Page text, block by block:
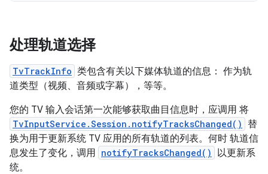
处理轨道选择
TvTrackInfo 类包含有关以下媒体轨道的信息： 作为轨
道类型（视频、音频或字幕），等等。
您的 TV 输入会话第一次能够获取曲目信息时，应调用 将
TvInputService.Session.notifyTracksChanged()
替
换为用于更新系统 TV 应用的所有轨道的列表。何时 轨道信
息发生了变化，调用 notifyTracksChanged()
以更新系
统。